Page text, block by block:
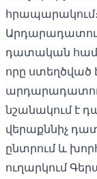
հրապարակում։
դատական
որը ստեղծված
նշանակում է
վերաքննիչ
ընտրում և
ուղարկում